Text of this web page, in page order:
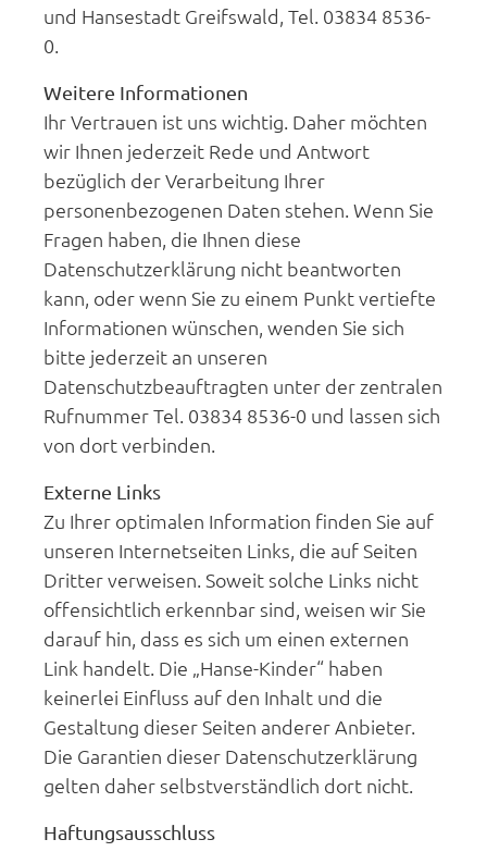
und Hansestadt Greifswald, Tel. 03834 8536-
0.
Weitere Informationen
Ihr Vertrauen ist uns wichtig. Daher möchten
wir Ihnen jederzeit Rede und Antwort
bezüglich der Verarbeitung Ihrer
personenbezogenen Daten stehen. Wenn Sie
Fragen haben, die Ihnen diese
Datenschutzerklärung nicht beantworten
kann, oder wenn Sie zu einem Punkt vertiefte
Informationen wünschen, wenden Sie sich
bitte jederzeit an unseren
Datenschutzbeauftragten unter der zentralen
Rufnummer Tel. 03834 8536-0 und lassen sich
von dort verbinden.
Externe Links
Zu Ihrer optimalen Information finden Sie auf
unseren Internetseiten Links, die auf Seiten
Dritter verweisen. Soweit solche Links nicht
offensichtlich erkennbar sind, weisen wir Sie
darauf hin, dass es sich um einen externen
Link handelt. Die „Hanse-Kinder“ haben
keinerlei Einfluss auf den Inhalt und die
Gestaltung dieser Seiten anderer Anbieter.
Die Garantien dieser Datenschutzerklärung
gelten daher selbstverständlich dort nicht.
Haftungsausschluss